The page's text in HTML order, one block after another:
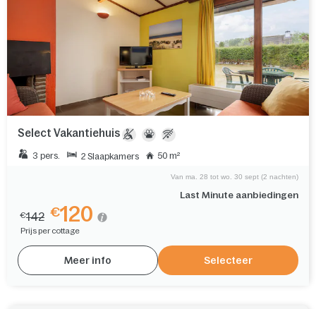
Select Vakantiehuis
3 pers. 2 Slaapkamers 50 m²
Last Minute aanbiedingen
Van ma. 28 tot wo. 30 sept (2 nachten)
€142 €120
Prijs per cottage
Meer info Selecteer